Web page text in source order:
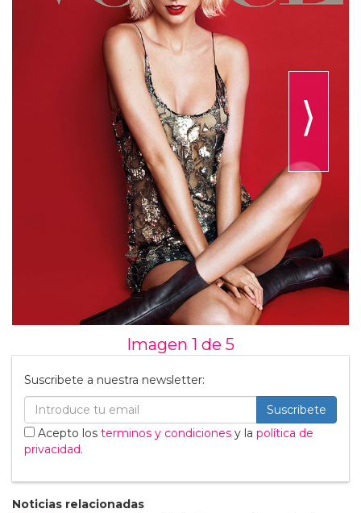
⟩
Imagen 1 de 5
Suscribete a nuestra newsletter:
Suscribete
Acepto los terminos y condiciones y la política de
privacidad.
Noticias relacionadas